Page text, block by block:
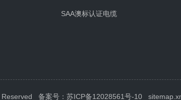
SAA澳标认证电缆
Reserved 备案号：苏ICP备12028561号-10